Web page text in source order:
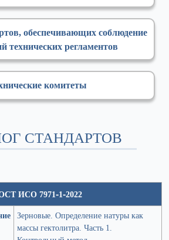
обеспечивающих соблюдение
технических регламентов
комитеты
СТАНДАРТОВ
ИСО 7971-1-2022
Зерновые. Определение натуры как
массы гектолитра. Часть 1.